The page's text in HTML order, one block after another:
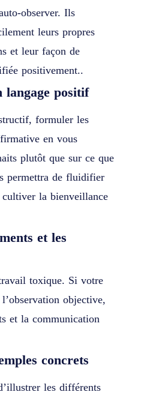
observer. Ils
leurs propres
et leur façon de
positivement..
langage positif
formuler les
en vous
plutôt que sur ce que
permettra de fluidifier
la bienveillance
et les
toxique. Si votre
objective,
et la communication
concrets
les différents